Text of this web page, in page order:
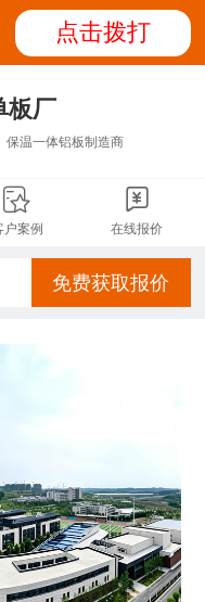
点击拨打
板厂
保温一体铝板制造商

户案例

在线报价
免费获取报价